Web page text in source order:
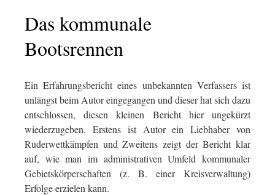
Das kommunale
Bootsrennen
Ein Erfahrungsbericht eines unbekannten Verfassers ist
unlängst beim Autor eingegangen und dieser hat sich dazu
entschlossen, diesen kleinen Bericht hier ungekürzt
wiederzugeben. Erstens ist Autor ein Liebhaber von
Ruderwettkämpfen und Zweitens zeigt der Bericht klar
auf, wie man im administrativen Umfeld kommunaler
Gebietskörperschaften (z. B. einer Kreisverwaltung)
Erfolge erzielen kann.